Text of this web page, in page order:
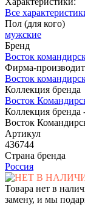
Все
Пол (для кого)
мужские
Бренд
Восток
Фирма-
Восток
Коллекция бренда
Восток
Коллекция бренда
Восток
Артикул
436744
Страна бренда
Россия
Товара нет в
замену, и мы